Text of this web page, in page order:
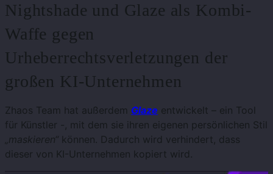
Nightshade und Glaze als Kombi-
Waffe gegen
Urheberrechtsverletzungen der
großen KI-Unternehmen
Zhaos Team hat außerdem Glaze entwickelt – ein Tool
für Künstler -, mit dem sie ihren eigenen persönlichen Stil
„maskieren“ können. Dadurch wird verhindert, dass
dieser von KI-Unternehmen kopiert wird.